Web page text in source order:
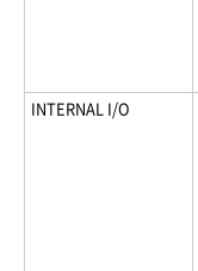
INTERNAL I/O